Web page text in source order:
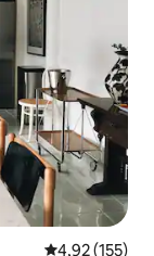
Vidutinis
4,92 (155)